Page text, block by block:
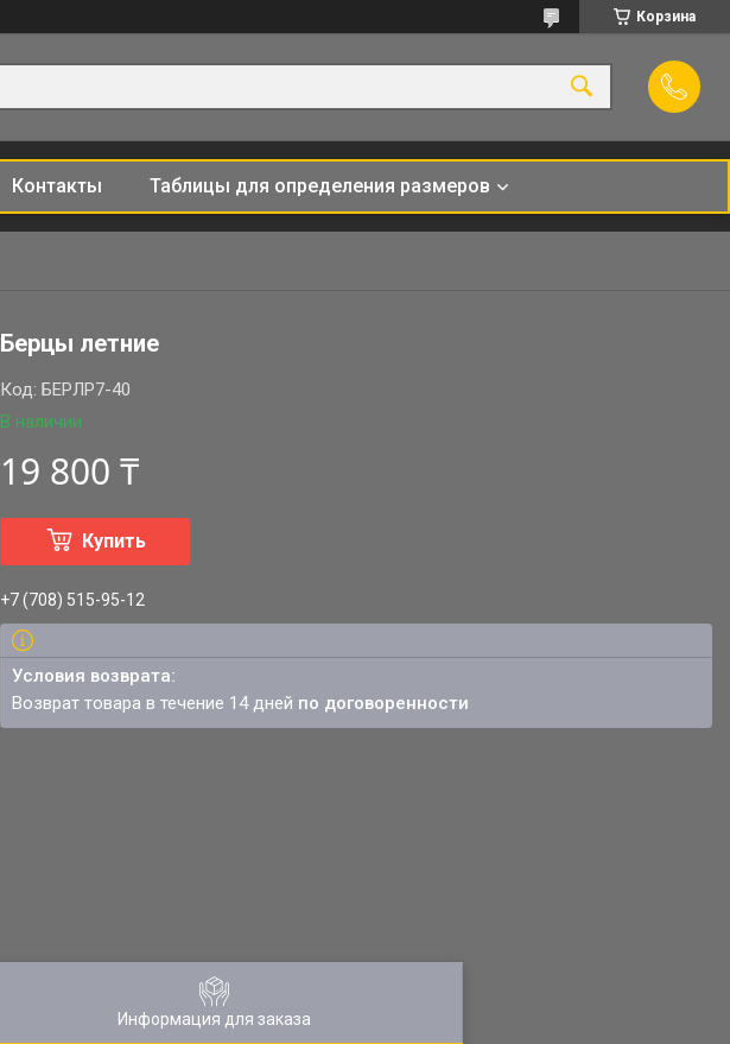
Корзина
Контакты Таблицы для определения размеров
Берцы летние
В наличии
Код:БЕРЛР7-40
19 800 ₸
Купить
+7 (708) 515-95-12
возврат товара в течение 14 дней по договоренности
Информация для заказа